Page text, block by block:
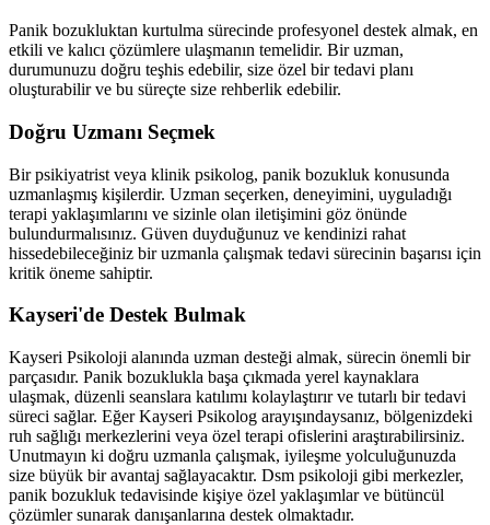
Panik bozukluktan kurtulma sürecinde profesyonel destek almak, en
etkili ve kalıcı çözümlere ulaşmanın temelidir. Bir uzman,
durumunuzu doğru teşhis edebilir, size özel bir tedavi planı
oluşturabilir ve bu süreçte size rehberlik edebilir.
Doğru Uzmanı Seçmek
Bir psikiyatrist veya klinik psikolog, panik bozukluk konusunda
uzmanlaşmış kişilerdir. Uzman seçerken, deneyimini, uyguladığı
terapi yaklaşımlarını ve sizinle olan iletişimini göz önünde
bulundurmalısınız. Güven duyduğunuz ve kendinizi rahat
hissedebileceğiniz bir uzmanla çalışmak tedavi sürecinin başarısı için
kritik öneme sahiptir.
Kayseri'de Destek Bulmak
Kayseri Psikoloji alanında uzman desteği almak, sürecin önemli bir
parçasıdır. Panik bozuklukla başa çıkmada yerel kaynaklara
ulaşmak, düzenli seanslara katılımı kolaylaştırır ve tutarlı bir tedavi
süreci sağlar. Eğer Kayseri Psikolog arayışındaysanız, bölgenizdeki
ruh sağlığı merkezlerini veya özel terapi ofislerini araştırabilirsiniz.
Unutmayın ki doğru uzmanla çalışmak, iyileşme yolculuğunuzda
size büyük bir avantaj sağlayacaktır. Dsm psikoloji gibi merkezler,
panik bozukluk tedavisinde kişiye özel yaklaşımlar ve bütüncül
çözümler sunarak danışanlarına destek olmaktadır.